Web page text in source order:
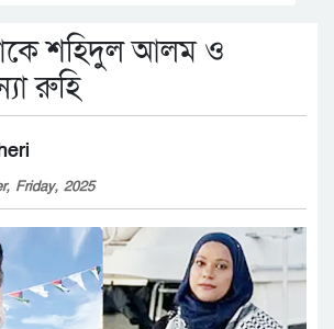
শহিদুল আলম ও
রুহি
Friday, 2025